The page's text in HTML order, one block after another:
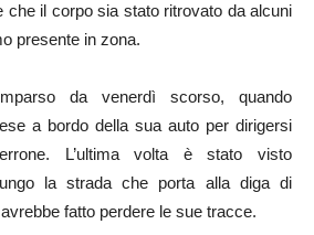
che il corpo sia stato ritrovato da alcuni
presente in zona.
da venerdì scorso, quando
a bordo della sua auto per dirigersi
L’ultima volta è stato visto
la strada che porta alla diga di
fatto perdere le sue tracce.